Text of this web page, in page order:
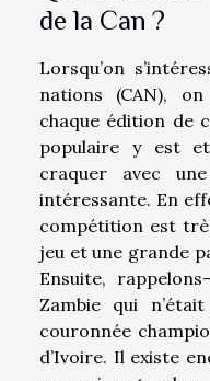
de la Can ?
Lorsqu’on
nations (CAN),
chaque édition de
populaire y est
craquer avec
intéressante. En
compétition est
jeu et une grande
Ensuite,
Zambie qui
couronnée
d’Ivoire. Il existe